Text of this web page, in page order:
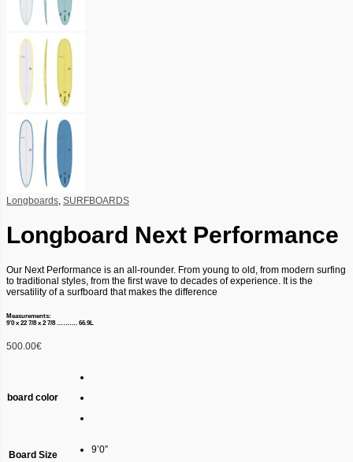
Longboards SURFBOARDS
Longboard Next Performance
Our Next Performance is an all-rounder. From young to old, from modern surfing
to traditional styles, from the first wave to decades of experience. It is the
versatility of a surfboard that makes the difference
Measurements:
9’0 x 22 7/8 x 2 7/8 ………. 66.9L
500.00€
board color
Board Size
9’0”